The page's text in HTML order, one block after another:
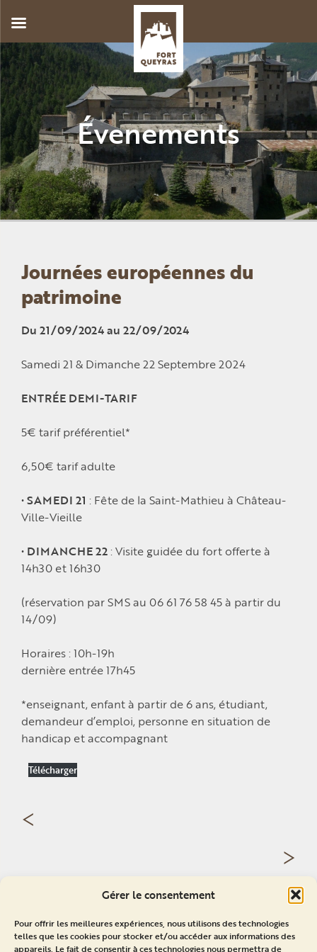
Gérer le consentement
Pour offrir les meilleures expériences, nous utilisons des technologies
telles que les cookies pour stocker et/ou accéder aux informations des
appareils. Le fait de consentir à ces technologies nous permettra de
Skip
to
content
Évenements
Journées européennes du
patrimoine
Du 21/09/2024 au 22/09/2024
Samedi 21 & Dimanche 22 Septembre 2024
ENTRÉE DEMI-TARIF
5€ tarif préférentiel*
6,50€ tarif adulte
•SAMEDI 21 : Fête de la Saint-Mathieu à Château-
Ville-Vieille
• DIMANCHE 22 : Visite guidée du fort offerte à
14h30 et 16h30
(réservation par SMS au 06 61 76 58 45 à partir du
14/09)
Horaires : 10h-19h
dernière entrée 17h45
*enseignant, enfant à partir de 6 ans, étudiant,
demandeur d’emploi, personne en situation de
handicap et accompagnant
Télécharger
Navigation
de
<
>
RETOUR AUX ÉVÉNEMENTS